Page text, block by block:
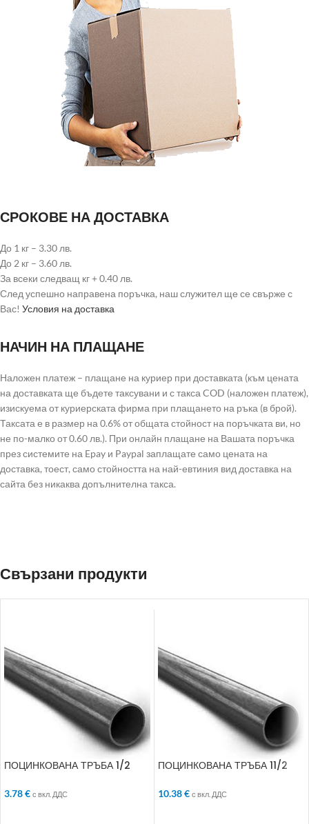
СРОКОВЕ НА ДОСТАВКА
До 1 кг – 3.30 лв.
До 2 кг – 3.60 лв.
За всеки следващ кг + 0.40 лв.
След успешно направена поръчка, наш служител ще се свърже с
Вас! Условия на доставка
НАЧИН НА ПЛАЩАНЕ
Наложен платеж – плащане на куриер при доставката (към цената
на доставката ще бъдете таксувани и с такса COD (наложен платеж),
изискуема от куриерската фирма при плащането на ръка (в брой).
Таксата е в размер на 0.6% от общата стойност на поръчката ви, но
не по-малко от 0.60 лв.). При онлайн плащане на Вашата поръчка
през системите на Epay и Paypal заплащате само цената на
доставка, тоест, само стойността на най-евтиния вид доставка на
сайта без никаква допълнителна такса.
Свързани продукти
ПОЦИНКОВАНА ТРЪБА 1/2
3.78€ с вкл. ДДС
ПОЦИНКОВАНА ТРЪБА 11/2
10.38€ с вкл. ДДС